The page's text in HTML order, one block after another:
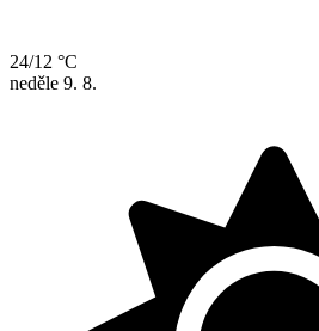
24/12 °C
neděle 9. 8.